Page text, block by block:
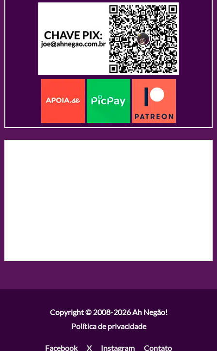
Copyright © 2008-2026Ah Negão!
Política de privacidade
Facebook X Instagram Contato